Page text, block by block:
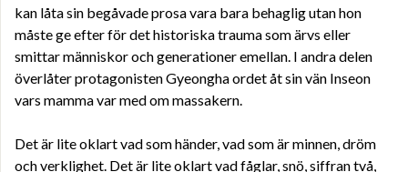
kan låta sin begåvade prosa vara bara behaglig utan hon
måste ge efter för det historiska trauma som ärvs eller
smittar människor och generationer emellan. I andra delen
överlåter protagonisten Gyeongha ordet åt sin vän Inseon
vars mamma var med om massakern.
Det är lite oklart vad som händer, vad som är minnen, dröm
och verklighet. Det är lite oklart vad fåglar, snö, siffran två,